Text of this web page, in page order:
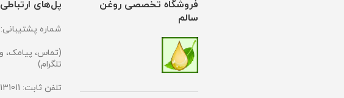
فروشگاه تخصصی روغن
سالم
پل‌های ارتباطی
شماره پشتیبانی: 09016404700
(تماس، پیامک،
تلگرام)
تلفن ثابت: 05137131011